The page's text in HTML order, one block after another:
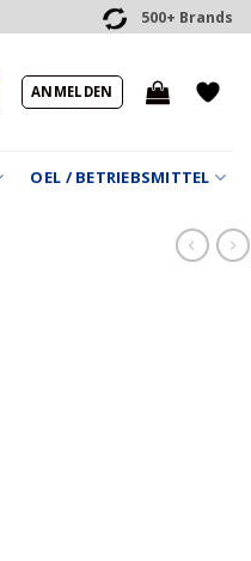
500+ Brands
ANMELDEN
OEL / BETRIEBSMITTEL